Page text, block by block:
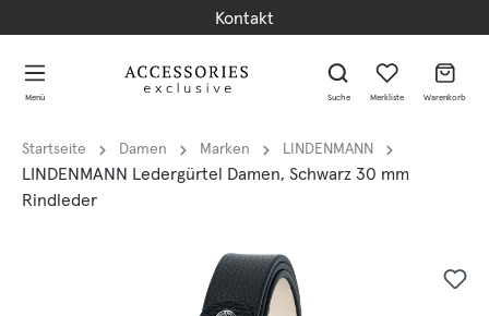
Kontakt
Menü Suche Merkliste Warenkorb
Startseite Damen Marken LINDENMANN
LINDENMANN Ledergürtel Damen, Schwarz 30 mm
Rindleder